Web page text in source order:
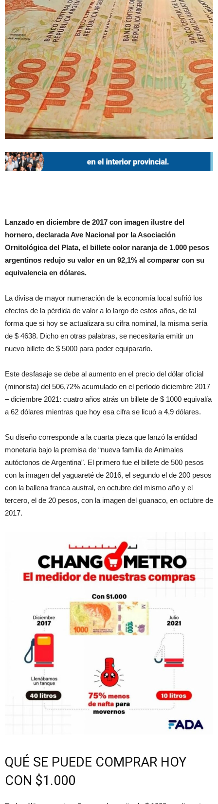
Lanzado en diciembre de 2017 con imagen ilustre del
hornero, declarada Ave Nacional por la Asociación
Ornitológica del Plata, el billete color naranja de 1.000 pesos
argentinos redujo su valor en un 92,1% al comparar con su
equivalencia en dólares.
La divisa de mayor numeración de la economía local sufrió los
efectos de la pérdida de valor a lo largo de estos años, de tal
forma que si hoy se actualizara su cifra nominal, la misma sería
de $ 4638. Dicho en otras palabras, se necesitaría emitir un
nuevo billete de $ 5000 para poder equipararlo.
Este desfasaje se debe al aumento en el precio del dólar oficial
(minorista) del 506,72% acumulado en el período diciembre 2017
– diciembre 2021: cuatro años atrás un billete de $ 1000 equivalía
a 62 dólares mientras que hoy esa cifra se licuó a 4,9 dólares.
Su diseño corresponde a la cuarta pieza que lanzó la entidad
monetaria bajo la premisa de “nueva familia de Animales
autóctonos de Argentina”. El primero fue el billete de 500 pesos
con la imagen del yaguareté de 2016, el segundo el de 200 pesos
con la ballena franca austral, en octubre del mismo año y el
tercero, el de 20 pesos, con la imagen del guanaco, en octubre de
2017.
QUÉ SE PUEDE COMPRAR HOY
CON $1.000